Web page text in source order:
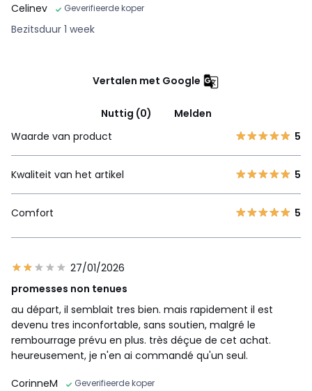
Celinev
Geverifieerde koper
Bezitsduur 1 week
Vertalen met Google
Nuttig (0)
Melden
Waarde van product
5
Kwaliteit van het artikel 5
Comfort 5
27/01/2026
promesses non tenues
au départ, il semblait tres bien. mais rapidement il est
devenu tres inconfortable, sans soutien, malgré le
rembourrage prévu en plus. très déçue de cet achat.
heureusement, je n'en ai commandé qu'un seul.
CorinneM
Geverifieerde koper